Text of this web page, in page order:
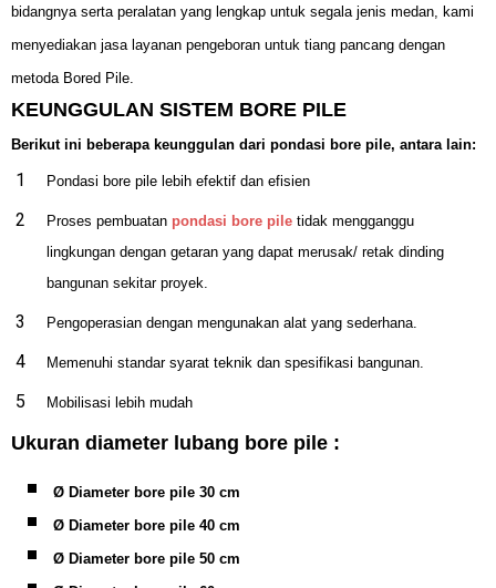
bidangnya serta peralatan yang lengkap untuk segala jenis medan, kami
menyediakan jasa layanan pengeboran untuk tiang pancang dengan
metoda Bored Pile.
KEUNGGULAN SISTEM BORE PILE
Berikut ini beberapa keunggulan dari pondasi bore pile, antara lain:
Pondasi bore pile lebih efektif dan efisien
Proses pembuatan pondasi bore pile tidak mengganggu
lingkungan dengan getaran yang dapat merusak/ retak dinding
bangunan sekitar proyek.
Pengoperasian dengan mengunakan alat yang sederhana.
Memenuhi standar syarat teknik dan spesifikasi bangunan.
Mobilisasi lebih mudah
Ukuran diameter lubang bore pile :
Ø Diameter bore pile 30 cm
Ø Diameter bore pile 40 cm
Ø Diameter bore pile 50 cm